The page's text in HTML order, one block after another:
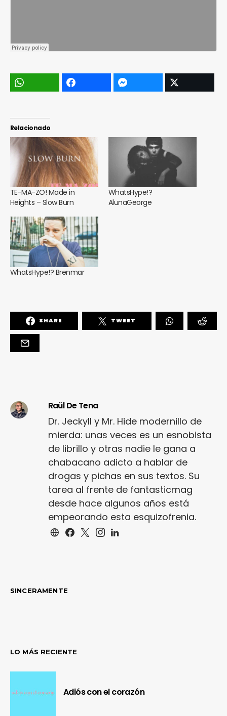
Relacionado
TE-MA-ZO! Made in
Heights – Slow Burn
WhatsHype!?
AlunaGeorge
WhatsHype!? Brenmar
SHARE TWEET
Raül De Tena
Dr. Jeckyll y Mr. Hide modernillo de
mierda: unas veces es un esnobista
de librillo y otras nadie le gana a
chabacano adicto a hablar de
drogas y pichas en sus textos. Su
tarea al frente de fantasticmag
desde hace algunos años está
empeorando esta esquizofrenia.
SINCERAMENTE
LO MÁS RECIENTE
Adiós con el corazón